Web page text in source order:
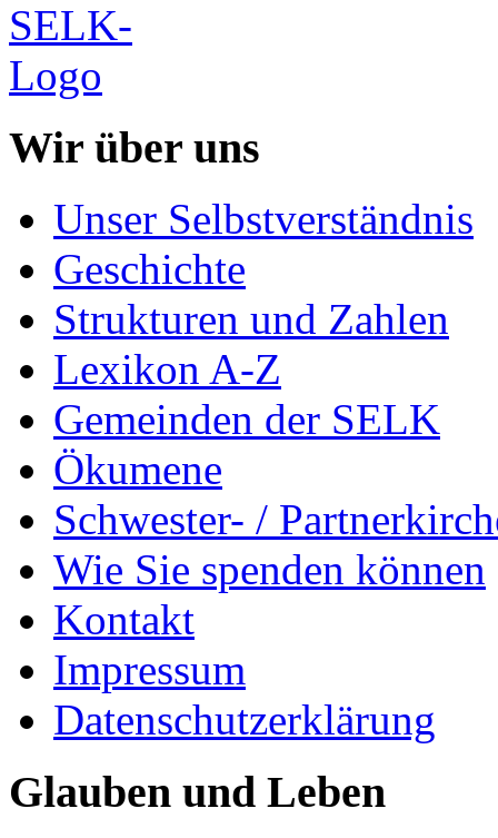
Wir über uns
Unser Selbstverständnis
Geschichte
Strukturen und Zahlen
Lexikon A-Z
Gemeinden der SELK
Ökumene
Schwester- /
Wie Sie spenden können
Kontakt
Impressum
Datenschutzerklärung
Glauben und Leben